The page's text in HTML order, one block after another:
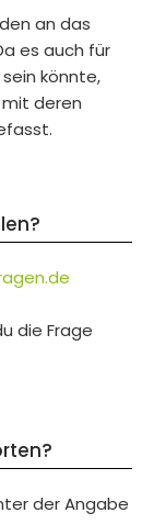
an das
es auch für
könnte,
deren
die Frage
der Angabe